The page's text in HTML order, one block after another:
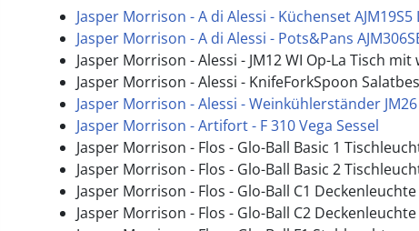
Jasper Morrison - A di Alessi - Küchenset AJM19S5
Jasper Morrison - A di Alessi - Pots&Pans
Jasper Morrison - Alessi - JM12 WI Op-La Tisch
Jasper Morrison - Alessi - KnifeForkSpoon
Jasper Morrison - Alessi - Weinkühlerständer JM26
Jasper Morrison - Artifort - F 310 Vega Sessel
Jasper Morrison - Flos - Glo-Ball Basic 1
Jasper Morrison - Flos - Glo-Ball Basic 2
Jasper Morrison - Flos - Glo-Ball C1 Deckenleuchte
Jasper Morrison - Flos - Glo-Ball C2 Deckenleuchte